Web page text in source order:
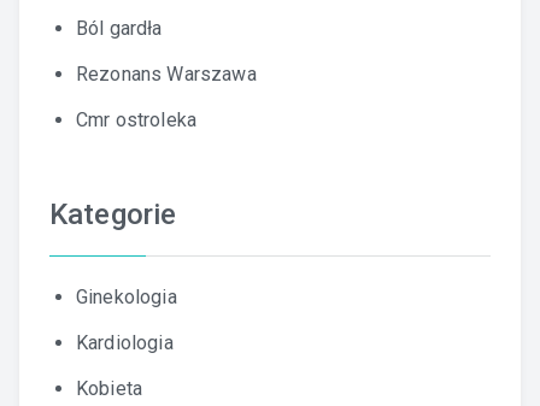
Ból gardła
Rezonans Warszawa
Cmr ostroleka
Kategorie
Ginekologia
Kardiologia
Kobieta